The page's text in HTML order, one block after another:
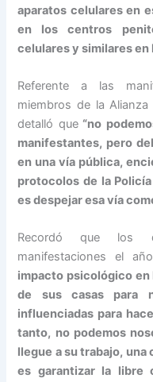
aparatos celulares en
en los centros
celulares y similares en
Referente a las
miembros de la
detalló que“no
manifestantes, pero
en una vía pública,
protocolos de la
es despejar esa vía
Recordó que los
manifestaciones el
impacto psicológico en
de sus casas para
influenciadas para
tanto, no podemos
llegue a su trabajo,
es garantizar la libre